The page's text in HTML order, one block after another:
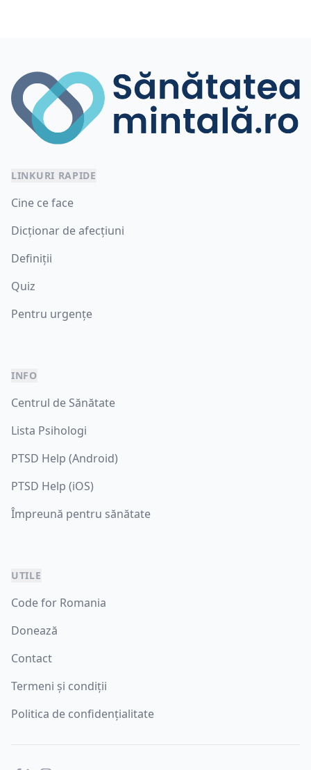
LINKURI RAPIDE
Cine ce face
Dicționar de afecțiuni
Definiții
Quiz
Pentru urgențe
INFO
Centrul de Sănătate
Lista Psihologi
PTSD Help (Android)
PTSD Help (iOS)
Împreună pentru sănătate
UTILE
Code for Romania
Donează
Contact
Termeni și condiții
Politica de confidențialitate